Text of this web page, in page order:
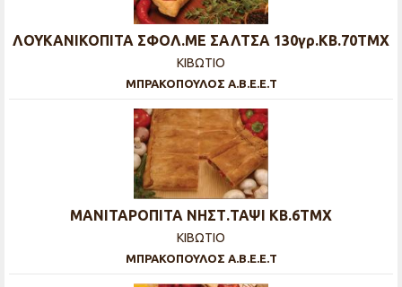
ΛΟΥΚΑΝΙΚΟΠΙΤΑ ΣΦΟΛ.ΜΕ ΣΑΛΤΣΑ 130γρ.ΚΒ.70ΤΜΧ
ΚΙΒΩΤΙΟ
ΜΠΡΑΚΟΠΟΥΛΟΣ Α.Β.Ε.Ε.Τ
ΜΑΝΙΤΑΡΟΠΙΤΑ ΝΗΣΤ.ΤΑΨΙ ΚΒ.6ΤΜΧ
ΚΙΒΩΤΙΟ
ΜΠΡΑΚΟΠΟΥΛΟΣ Α.Β.Ε.Ε.Τ